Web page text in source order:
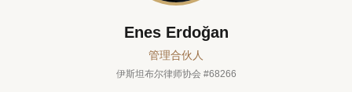
Enes Erdoğan
管理合伙人
伊斯坦布尔律师协会 #68266